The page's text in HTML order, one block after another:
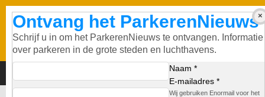
Ontvang het ParkerenNieuws
Schrijf u in om het ParkerenNieuws te ontvangen. Informatie
over parkeren in de grote steden en luchthavens.
Naam *
E-mailadres *
Wij gebruiken Enormail voor het